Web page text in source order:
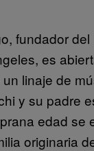
fundador del
es
linaje de
y su padre
edad se
originaria